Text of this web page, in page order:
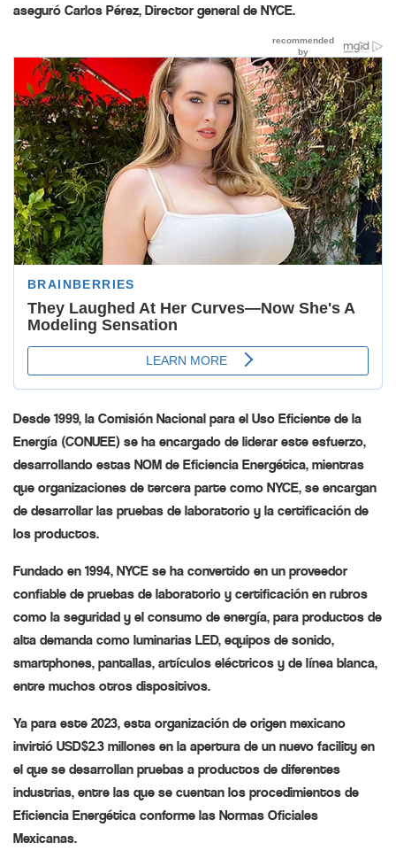
aseguró Carlos Pérez, Director general de NYCE.
Desde 1999, la Comisión Nacional para el Uso Eficiente de la
Energía (CONUEE) se ha encargado de liderar este esfuerzo,
desarrollando estas NOM de Eficiencia Energética, mientras
que organizaciones de tercera parte como NYCE, se encargan
de desarrollar las pruebas de laboratorio y la certificación de
los productos.
Fundado en 1994, NYCE se ha convertido en un proveedor
confiable de pruebas de laboratorio y certificación en rubros
como la seguridad y el consumo de energía, para productos de
alta demanda como luminarias LED, equipos de sonido,
smartphones, pantallas, artículos eléctricos y de línea blanca,
entre muchos otros dispositivos.
Ya para este 2023, esta organización de origen mexicano
invirtió USD$2.3 millones en la apertura de un nuevo facility en
el que se desarrollan pruebas a productos de diferentes
industrias, entre las que se cuentan los procedimientos de
Eficiencia Energética conforme las Normas Oficiales
Mexicanas.